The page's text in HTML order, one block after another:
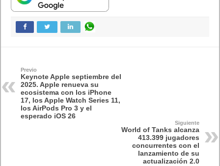
Previo
Keynote Apple septiembre del
2025. Apple renueva su
ecosistema con los iPhone
17, los Apple Watch Series 11,
los AirPods Pro 3 y el
esperado iOS 26
Siguiente
World of Tanks alcanza
413.399 jugadores
concurrentes con el
lanzamiento de su
actualización 2.0